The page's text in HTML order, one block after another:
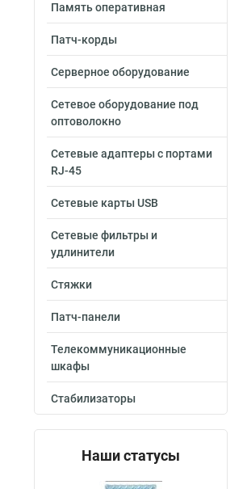
Память оперативная
Патч-корды
Серверное оборудование
Сетевое оборудование под
оптоволокно
Сетевые адаптеры с портами
RJ-45
Сетевые карты USB
Сетевые фильтры и
удлинители
Стяжки
Патч-панели
Телекоммуникационные
шкафы
Стабилизаторы
Наши статусы